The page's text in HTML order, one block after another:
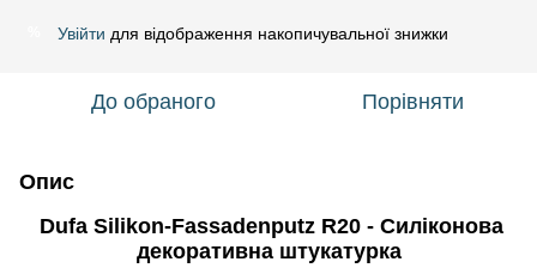
Увійти для відображення накопичувальної знижки
До обраного Порівняти
Опис
Dufa Silikon-Fassadenputz R20 - Силіконова
декоративна штукатурка